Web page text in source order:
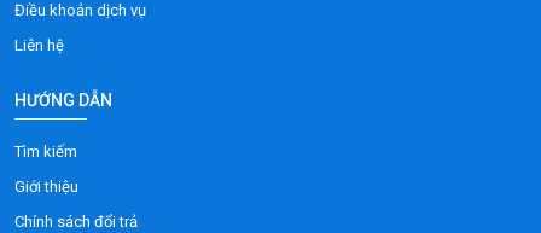
Điều khoản dịch vụ
Liên hệ
HƯỚNG DẪN
Tìm kiếm
Giới thiệu
Chính sách đổi trả